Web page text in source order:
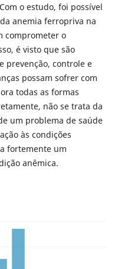
o estudo, foi possível
anemia ferropriva na
comprometer o
é visto que são
prevenção, controle e
possam sofrer com
todas as formas
não se trata da
um problema de saúde
às condições
fortemente um
anêmica.